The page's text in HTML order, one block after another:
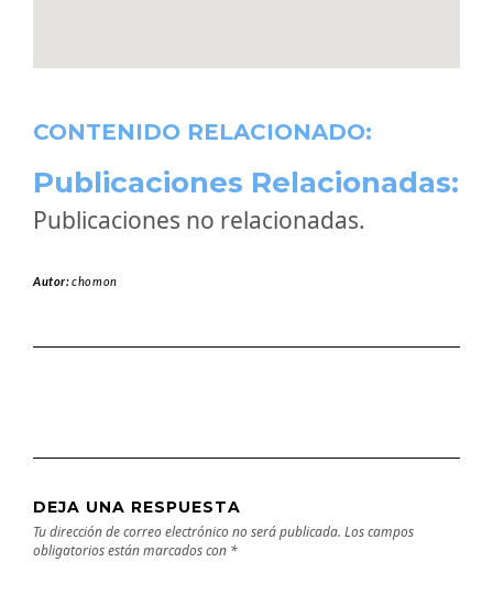
CONTENIDO RELACIONADO:
Publicaciones Relacionadas:
Publicaciones no relacionadas.
Autor:chomon
DEJA UNA RESPUESTA
Tu dirección de correo electrónico no será publicada. Los campos
obligatorios están marcados con *